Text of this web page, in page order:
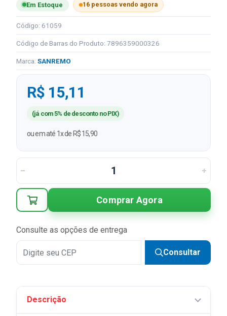
Em Estoque 16 pessoas vendo agora
Código: 61059
Código de Barras do Produto: 7896359000326
Marca: SANREMO
R$ 15,11
(já com 5% de desconto no PIX)
ou em até 1x de R$ 15,90
Comprar Agora
Consulte as opções de entrega
Consultar
Descrição